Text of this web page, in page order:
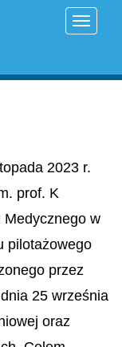
2023 r.
prof. K
Medycznego w
pilotażowego
przez
25 września
oraz